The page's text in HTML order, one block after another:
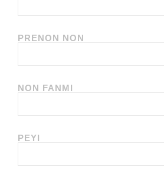
PRENON NON
NON FANMI
PEYI